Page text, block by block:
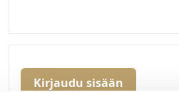
Kirjaudu sisään